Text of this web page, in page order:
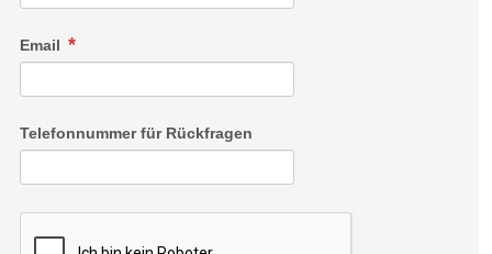
Bad: Dusche
Telefon, Safe, WC, Haartrockner, Sitzecke und Schreibtisch
Email
Telefonnummer für Rückfragen